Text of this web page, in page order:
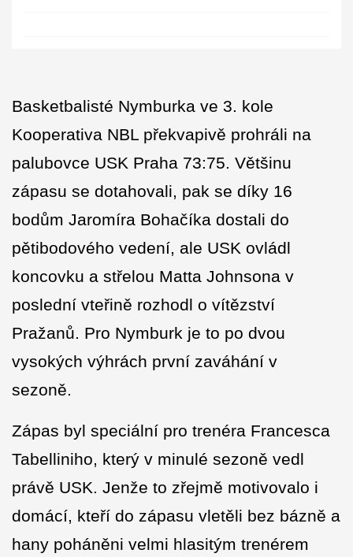
Basketbalisté Nymburka ve 3. kole
Kooperativa NBL překvapivě prohráli na
palubovce USK Praha 73:75. Většinu
zápasu se dotahovali, pak se díky 16
bodům Jaromíra Bohačíka dostali do
pětibodového vedení, ale USK ovládl
koncovku a střelou Matta Johnsona v
poslední vteřině rozhodl o vítězství
Pražanů. Pro Nymburk je to po dvou
vysokých výhrách první zaváhání v
sezoně.
Zápas byl speciální pro trenéra Francesca
Tabelliniho, který v minulé sezoně vedl
právě USK. Jenže to zřejmě motivovalo i
domácí, kteří do zápasu vletěli bez bázně a
hany poháněni velmi hlasitým trenérem